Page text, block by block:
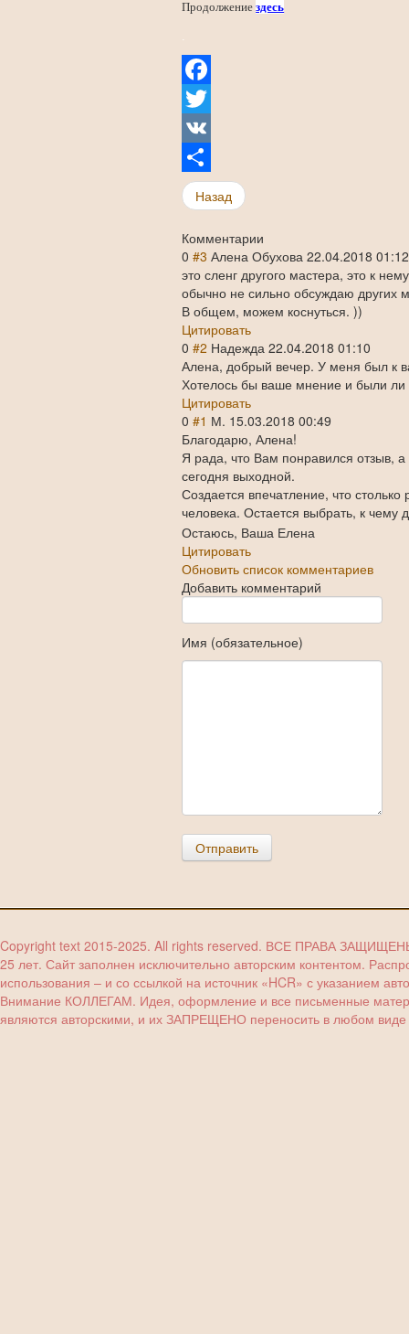
Продолжениездесь
Facebook
Twitter
VK
Share
Назад
Комментарии
0 #3 Алена Обухова 22.04.2018 01:12
это сленг другого мастера, это к
обычно не сильно обсуждаю других
В общем, можем коснуться. ))
Цитировать
0 #2 Надежда 22.04.2018 01:10
Алена, добрый вечер. У меня был к
Хотелось бы ваше мнение и были ли
Цитировать
0 #1 М. 15.03.2018 00:49
Благодарю, Алена!
Я рада, что Вам понравился отзыв,
сегодня выходной.
Создается впечатление, что
человека. Остается выбрать, к чему
Остаюсь, Ваша Елена
Цитировать
Обновить список комментариев
Добавить комментарий
Имя (обязательное)
Отправить
Copyright text 2015-2025. All rights reserved. ВСЕ ПРАВА
25 лет. Сайт заполнен исключительно авторским контентом.
использования – и со ссылкой на источник «HCR» с указанием
Внимание КОЛЛЕГАМ. Идея, оформление и все письменные
являются авторскими, и их ЗАПРЕЩЕНО переносить в любом виде